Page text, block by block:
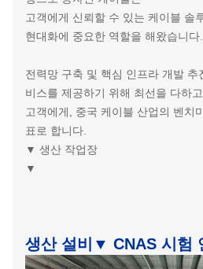
고객에게 신뢰할 수 있는 케이블 솔
현대화에 중요한 역할을 해왔습니다.
전력망 구축 및 핵심 인프라 개발 추
비스를 제공하기 위해 최선을 다하
고객에게, 중국 케이블 산업의 벤치
표로 합니다.
▼ 생산 작업장
▼
생산 설비 ▼ CNAS 시험